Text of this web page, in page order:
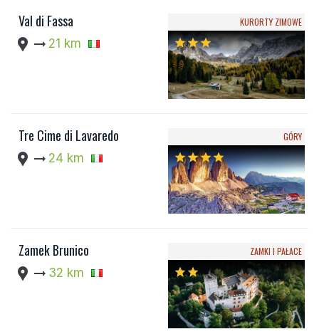
Val di Fassa
location_pin arrow_right_alt 21 km
KURORTY ZIMOWE
starstarstar
Tre Cime di Lavaredo
location_pin arrow_right_alt 24 km
GÓRY
starstarstarstar
Zamek Brunico
location_pin arrow_right_alt 32 km
ZAMKI I PAŁACE
starstar